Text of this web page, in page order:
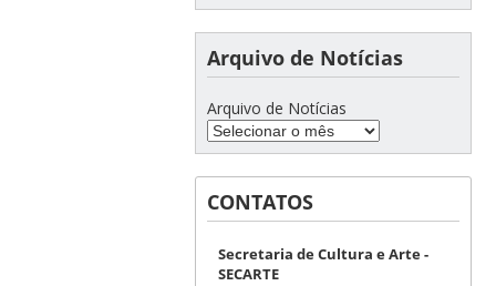
Arquivo de Notícias
Arquivo de Notícias
CONTATOS
Secretaria de Cultura e Arte -
SECARTE